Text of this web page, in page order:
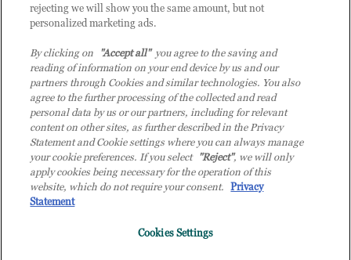
© 2026 TD SYNNEX Italy S.r.l. - Sede legale: via Luigi Russolo 9, 20138 Milano
(MI) - Numero di iscrizione al Registro delle Imprese di Milano e Codice Fiscale:
07092780159 - P.IVA: 07092780159 - Eur 12.569.000,00 i.v - TD SYNNEX e TD
in altri Paesi. Società a socio unico soggetta all’attività di direzione e coordinamento
rejecting we will show you the same amount, but not
personalized marketing ads.
By clicking on "Accept all"you agree to the saving and
reading of information on your end device by us and our
partners through Cookies and similar technologies. You also
agree to the further processing of the collected and read
personal data by us or our partners, including for relevant
content on other sites, as further described in the Privacy
Statement and Cookie settings where you can always manage
your cookie preferences. If you select "Reject", we will only
apply cookies being necessary for the operation of this
website, which do not require your consent. Privacy
Statement
Cookies Settings